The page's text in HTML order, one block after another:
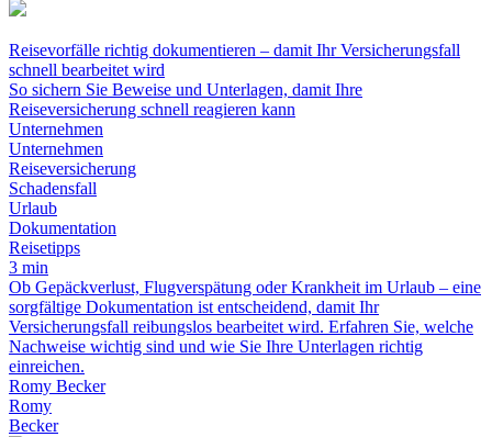
Reisevorfälle richtig dokumentieren – damit Ihr Versicherungsfall
schnell bearbeitet wird
So sichern Sie Beweise und Unterlagen, damit Ihre
Reiseversicherung schnell reagieren kann
Unternehmen
Unternehmen
Reiseversicherung
Schadensfall
Urlaub
Dokumentation
Reisetipps
3 min
Ob Gepäckverlust, Flugverspätung oder Krankheit im Urlaub – eine
sorgfältige Dokumentation ist entscheidend, damit Ihr
Versicherungsfall reibungslos bearbeitet wird. Erfahren Sie, welche
Nachweise wichtig sind und wie Sie Ihre Unterlagen richtig
einreichen.
Romy Becker
Romy
Becker